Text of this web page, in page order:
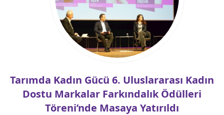
Tarımda Kadın Gücü 6. Uluslararası Kadın
Dostu Markalar Farkındalık Ödülleri
Töreni’nde Masaya Yatırıldı